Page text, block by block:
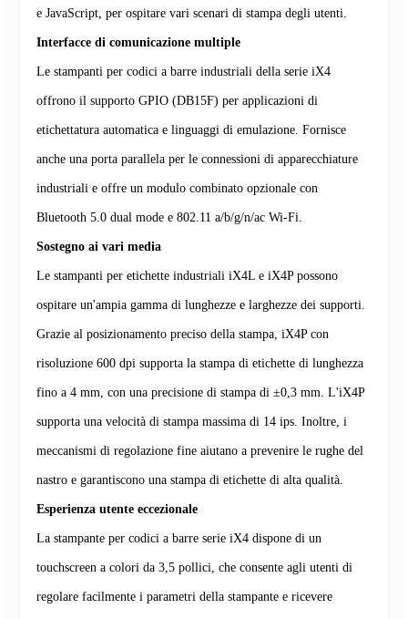
e JavaScript, per ospitare vari scenari di stampa degli utenti.
Interfacce di comunicazione multiple
Le stampanti per codici a barre industriali della serie iX4
offrono il supporto GPIO (DB15F) per applicazioni di
etichettatura automatica e linguaggi di emulazione. Fornisce
anche una porta parallela per le connessioni di apparecchiature
industriali e offre un modulo combinato opzionale con
Bluetooth 5.0 dual mode e 802.11 a/b/g/n/ac Wi-Fi.
Sostegno ai vari media
Le stampanti per etichette industriali iX4L e iX4P possono
ospitare un'ampia gamma di lunghezze e larghezze dei supporti.
Grazie al posizionamento preciso della stampa, iX4P con
risoluzione 600 dpi supporta la stampa di etichette di lunghezza
fino a 4 mm, con una precisione di stampa di ±0,3 mm. L'iX4P
supporta una velocità di stampa massima di 14 ips. Inoltre, i
meccanismi di regolazione fine aiutano a prevenire le rughe del
nastro e garantiscono una stampa di etichette di alta qualità.
Esperienza utente eccezionale
La stampante per codici a barre serie iX4 dispone di un
touchscreen a colori da 3,5 pollici, che consente agli utenti di
regolare facilmente i parametri della stampante e ricevere